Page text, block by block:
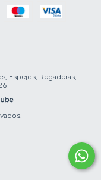
Espejos, Regaderas,